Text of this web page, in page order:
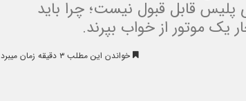
قابل قبول نیست؛ چرا باید
یک موتور از خواب بپرند.
خواندن این مطلب ۳ دقیقه زمان میبرد